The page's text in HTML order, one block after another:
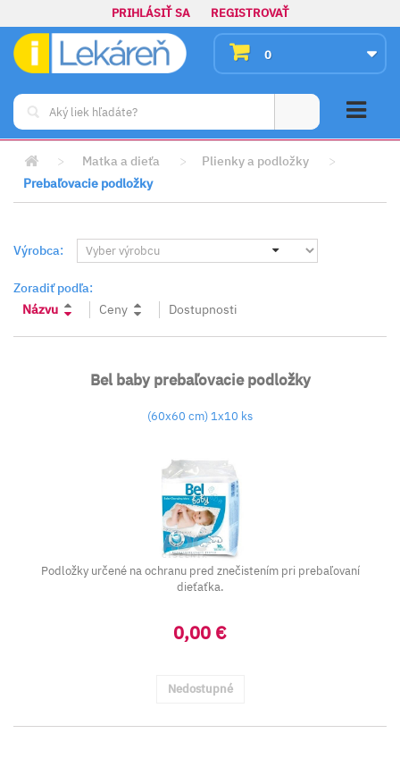
PRIHLÁSIŤ SA REGISTROVAŤ
0
> Matka a dieťa > Plienky a podložky
>
Prebaľovacie podložky
Výrobca:
Zoradiť podľa:
Názvu
Ceny Dostupnosti
Bel baby prebaľovacie podložky
(60x60 cm) 1x10 ks
Podložky určené na ochranu pred znečistením pri prebaľovaní
dieťaťka.
0,00 €
Nedostupné